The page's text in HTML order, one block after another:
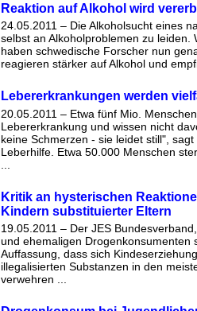
Reaktion auf Alkohol wird
24.05.2011 – Die Alkoholsucht eines
selbst an Alkoholproblemen zu leiden.
haben schwedische Forscher nun
reagieren stärker auf Alkohol und
Lebererkrankungen werden
20.05.2011 – Etwa fünf Mio.
Lebererkrankung und wissen nicht
keine Schmerzen - sie leidet still",
Leberhilfe. Etwa 50.000 Menschen
Kritik an hysterischen
Kindern substituierter Eltern
19.05.2011 – Der JES
und ehemaligen Drogenkonsumenten
Auffassung, dass sich
illegalisierten Substanzen in den
verwehren ...